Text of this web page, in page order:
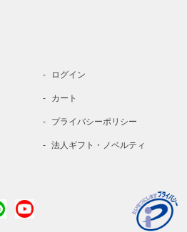
ログイン
カート
プライバシーポリシー
法人ギフト・ノベルティ